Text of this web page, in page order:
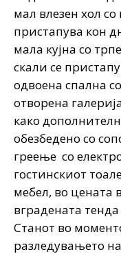
мал влезен хол со
пристапува кон
мала кујна со
скали се
одвоена спална
отворена
како
обезбедено со
греење со
гостинскиот
мебел, во цената
вградената
Станот во
разледувањето